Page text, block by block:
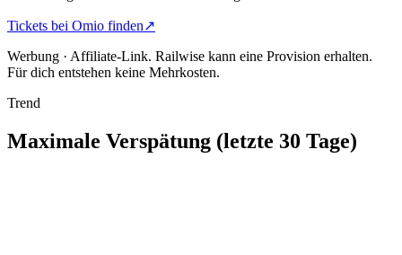
Tickets bei Omio finden↗
Werbung · Affiliate-Link. Railwise kann eine Provision erhalten.
Für dich entstehen keine Mehrkosten.
Trend
Maximale Verspätung (letzte 30 Tage)